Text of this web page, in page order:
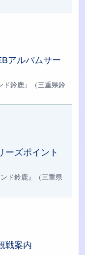
アルバムサー
ド鈴鹿』（三重県鈴
ズポイント
ド鈴鹿』（三重県
戦案内